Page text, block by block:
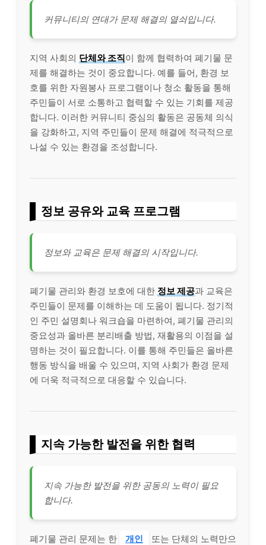
커뮤니티의 연대가 문제 해결의 열쇠입니다.
지역 사회의 단체와 조직이 함께 협력하여 폐기물 문
제를 해결하는 것이 중요합니다. 예를 들어, 환경 보
호를 위한 자원봉사 프로그램이나 청소 활동을 통해
주민들이 서로 소통하고 협력할 수 있는 기회를 제공
합니다. 이러한 커뮤니티 중심의 활동은 공동체 의식
을 강화하고, 지역 주민들이 문제 해결에 적극적으로
나설 수 있는 환경을 조성합니다.
정보 공유와 교육 프로그램
정보와 교육은 문제 해결의 시작입니다.
폐기물 관리와 환경 보호에 대한 정보 제공과 교육은
주민들이 문제를 이해하는 데 도움이 됩니다. 정기적
인 주민 설명회나 워크숍을 마련하여, 폐기물 관리의
중요성과 올바른 분리배출 방법, 재활용의 이점을 설
명하는 것이 필요합니다. 이를 통해 주민들은 올바른
행동 방식을 배울 수 있으며, 지역 사회가 환경 문제
에 더욱 적극적으로 대응할 수 있습니다.
지속 가능한 발전을 위한 협력
지속 가능한 발전을 위한 공동의 노력이 필요
합니다.
폐기물 관리 문제는 한 개인
또는 단체의 노력만으